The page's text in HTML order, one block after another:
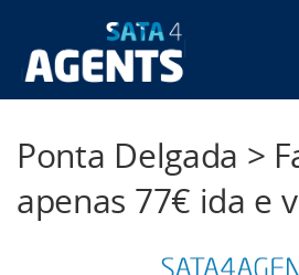
main
content
Ponta Delgada >
apenas 77€ ida e